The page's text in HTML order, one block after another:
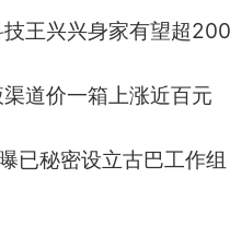
道价一箱上涨近百元
已秘密设立古巴工作组